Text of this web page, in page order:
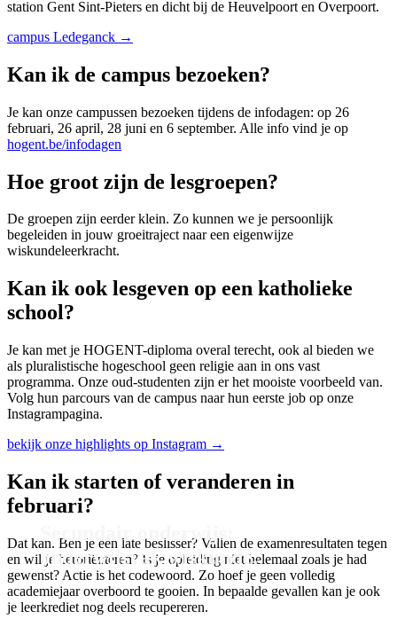
Secundair onderwijs:
onderwijsvak wiskunde.
station Gent Sint-Pieters en dicht bij de Heuvelpoort en Overpoort.
campus Ledeganck →
Kan ik de campus bezoeken?
Je kan onze campussen bezoeken tijdens de infodagen: op 26
februari, 26 april, 28 juni en 6 september. Alle info vind je op
hogent.be/infodagen
Hoe groot zijn de lesgroepen?
De groepen zijn eerder klein. Zo kunnen we je persoonlijk
begeleiden in jouw groeitraject naar een eigenwijze
wiskundeleerkracht.
Kan ik ook lesgeven op een katholieke
school?
Je kan met je HOGENT-diploma overal terecht, ook al bieden we
als pluralistische hogeschool geen religie aan in ons vast
programma. Onze oud-studenten zijn er het mooiste voorbeeld van.
Volg hun parcours van de campus naar hun eerste job op onze
Instagrampagina.
bekijk onze highlights op Instagram →
Kan ik starten of veranderen in
februari?
Dat kan. Ben je een late beslisser? Vallen de examenresultaten tegen
en wil je heroriënteren? Is je opleiding niet helemaal zoals je had
gewenst? Actie is het codewoord. Zo hoef je geen volledig
academiejaar overboord te gooien. In bepaalde gevallen kan je ook
je leerkrediet nog deels recupereren.